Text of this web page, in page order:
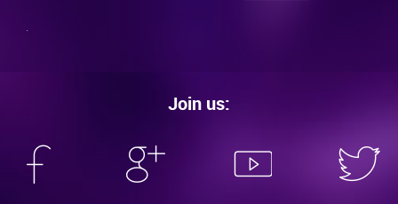
.
Join us: